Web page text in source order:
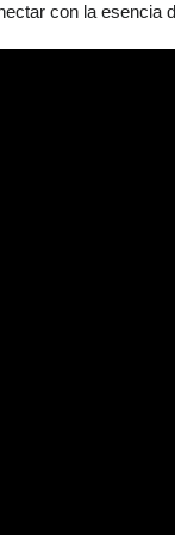
con la esencia